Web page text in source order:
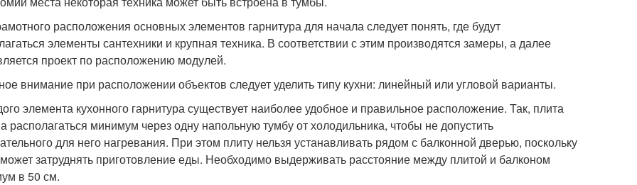
расположения основных элементов гарнитура для начала следует понять, где будут
элементы сантехники и крупная техника. В соответствии с этим производятся замеры, а далее
проект по расположению модулей.
внимание при расположении объектов следует уделить типу кухни: линейный или угловой варианты.
элемента кухонного гарнитура существует наиболее удобное и правильное расположение. Так, плита
располагаться минимум через одну напольную тумбу от холодильника, чтобы не допустить
для него нагревания. При этом плиту нельзя устанавливать рядом с балконной дверью, поскольку
затруднять приготовление еды. Необходимо выдерживать расстояние между плитой и балконом
в 50 см.